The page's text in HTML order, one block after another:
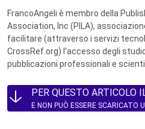
FrancoAngeli è membro della
Association, Inc (PILA),
facilitare (attraverso i servizi
CrossRef.org) l’accesso degli
pubblicazioni professionali e
PER QUESTO ARTICOLO
E NON PUÒ ESSERE SCARICATO